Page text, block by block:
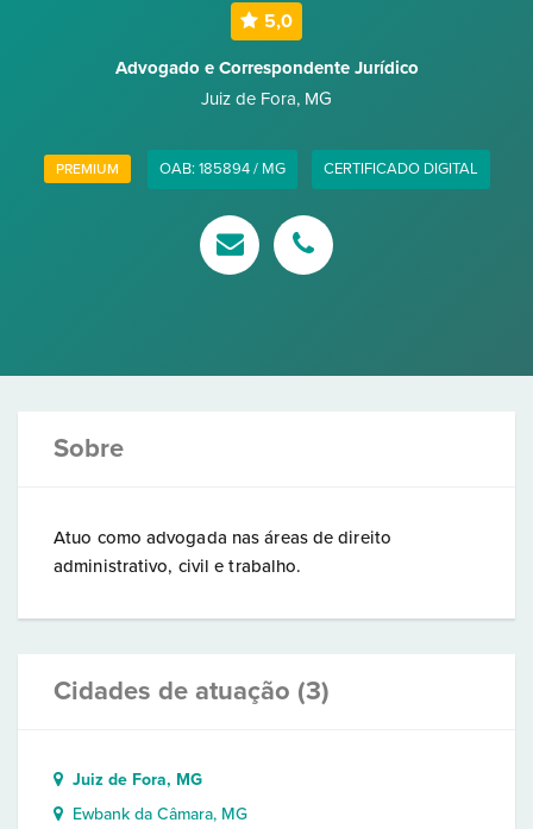
5,0
Advogado e Correspondente Jurídico
Juiz de Fora, MG
PREMIUM OAB: 185894 / MG CERTIFICADO DIGITAL
Sobre
Atuo como advogada nas áreas de direito
administrativo, civil e trabalho.
Cidades de atuação (3)
Juiz de Fora, MG
Ewbank da Câmara, MG